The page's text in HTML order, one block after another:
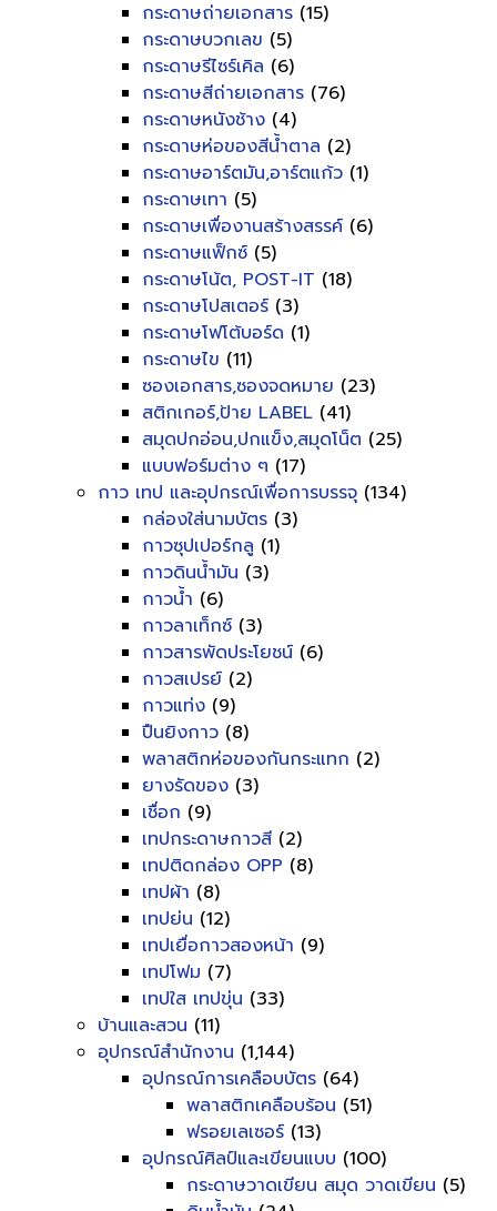
กระดาษถ่ายเอกสาร (15)
กระดาษบวกเลข (5)
กระดาษรีไซร์เคิล (6)
กระดาษสีถ่ายเอกสาร (76)
กระดาษหนังช้าง (4)
กระดาษห่อของสีน้ำตาล (2)
กระดาษอาร์ตมัน,อาร์ตแก้ว (1)
กระดาษเทา (5)
กระดาษเพื่องานสร้างสรรค์ (6)
กระดาษแฟ็กซ์ (5)
กระดาษโน้ต, POST-IT (18)
กระดาษโปสเตอร์ (3)
กระดาษโฟโต้บอร์ด (1)
กระดาษไข (11)
ซองเอกสาร,ซองจดหมาย (23)
สติกเกอร์,ป้าย LABEL (41)
สมุดปกอ่อน,ปกแข็ง,สมุดโน็ต (25)
แบบฟอร์มต่าง ๆ (17)
กาว เทป และอุปกรณ์เพื่อการบรรจุ (134)
กล่องใส่นามบัตร (3)
กาวซุปเปอร์กลู (1)
กาวดินน้ำมัน (3)
กาวน้ำ (6)
กาวลาเท็กซ์ (3)
กาวสารพัดประโยชน์ (6)
กาวสเปรย์ (2)
กาวแท่ง (9)
ปืนยิงกาว (8)
พลาสติกห่อของกันกระแทก (2)
ยางรัดของ (3)
เชื่อก (9)
เทปกระดาษกาวสี (2)
เทปติดกล่อง OPP (8)
เทปผ้า (8)
เทปย่น (12)
เทปเยื่อกาวสองหน้า (9)
เทปโฟม (7)
เทปใส เทปขุ่น (33)
บ้านและสวน (11)
อุปกรณ์สำนักงาน (1,144)
อุปกรณ์การเคลือบบัตร (64)
พลาสติกเคลือบร้อน (51)
ฟรอยเลเซอร์ (13)
อุปกรณ์ศิลป์และเขียนแบบ (100)
กระดาษวาดเขียน สมุด วาดเขียน (5)